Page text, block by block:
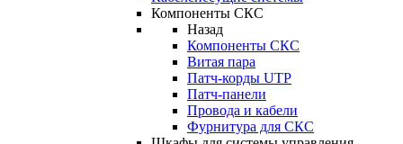
Компоненты СКС
Назад
Компоненты СКС
Витая пара
Патч-корды UTP
Патч-панели
Провода и кабели
Фурнитура для СКС